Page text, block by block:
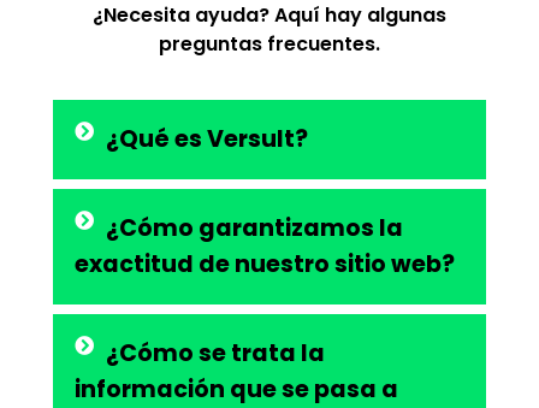
¿Necesita ayuda? Aquí hay algunas
preguntas frecuentes.
¿Qué es Versult?
¿Cómo garantizamos la
exactitud de nuestro sitio web?
¿Cómo se trata la
información que se pasa a